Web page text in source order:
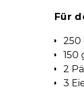
Für
250
150
2
3